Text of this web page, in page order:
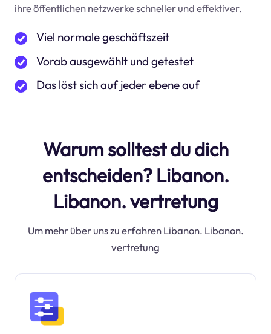
ihre öffentlichen netzwerke schneller und effektiver.
Viel normale geschäftszeit
Vorab ausgewählt und getestet
Das löst sich auf jeder ebene auf
Warum solltest du dich
entscheiden? Libanon.
Libanon. vertretung
Um mehr über uns zu erfahren Libanon. Libanon.
vertretung